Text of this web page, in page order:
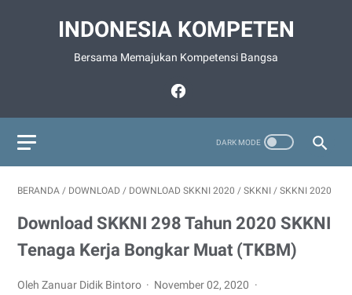
INDONESIA KOMPETEN
Bersama Memajukan Kompetensi Bangsa
BERANDA / DOWNLOAD / DOWNLOAD SKKNI 2020 / SKKNI / SKKNI 2020
Download SKKNI 298 Tahun 2020 SKKNI
Tenaga Kerja Bongkar Muat (TKBM)
Oleh Zanuar Didik Bintoro
November 02, 2020